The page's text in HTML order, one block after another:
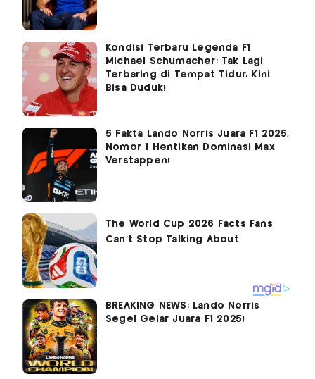
Kondisi Terbaru Legenda F1
Michael Schumacher: Tak Lagi
Terbaring di Tempat Tidur, Kini
Bisa Duduk!
5 Fakta Lando Norris Juara F1 2025,
Nomor 1 Hentikan Dominasi Max
Verstappen!
BREAKING NEWS: Lando Norris
Segel Gelar Juara F1 2025!